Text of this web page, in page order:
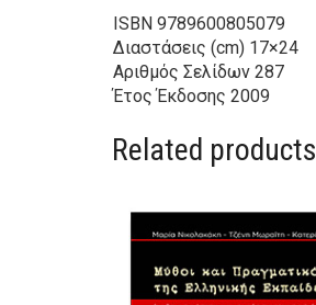
ISBN 9789600805079
Διαστάσεις (cm) 17×24
Αριθμός Σελίδων 287
Έτος Έκδοσης 2009
Related products